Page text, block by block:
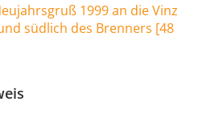
1999 an die Vinz
südlich des Brenners [48